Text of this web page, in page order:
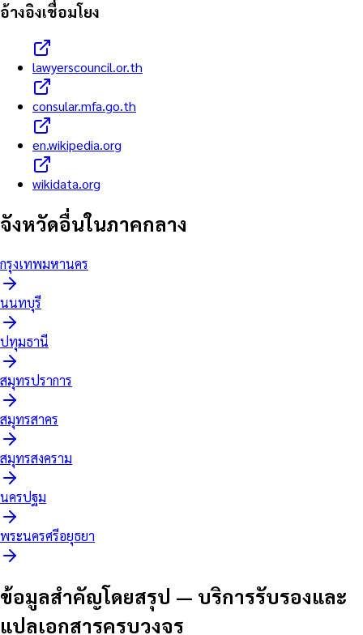
อ้างอิงเชื่อมโยง
lawyerscouncil.or.th
consular.mfa.go.th
en.wikipedia.org
wikidata.org
จังหวัดอื่นในภาคกลาง
กรุงเทพมหานคร
นนทบุรี
ปทุมธานี
สมุทรปราการ
สมุทรสาคร
สมุทรสงคราม
นครปฐม
พระนครศรีอยุธยา
ข้อมูลสำคัญโดยสรุป — บริการรับรองและ
แปลเอกสารครบวงจร